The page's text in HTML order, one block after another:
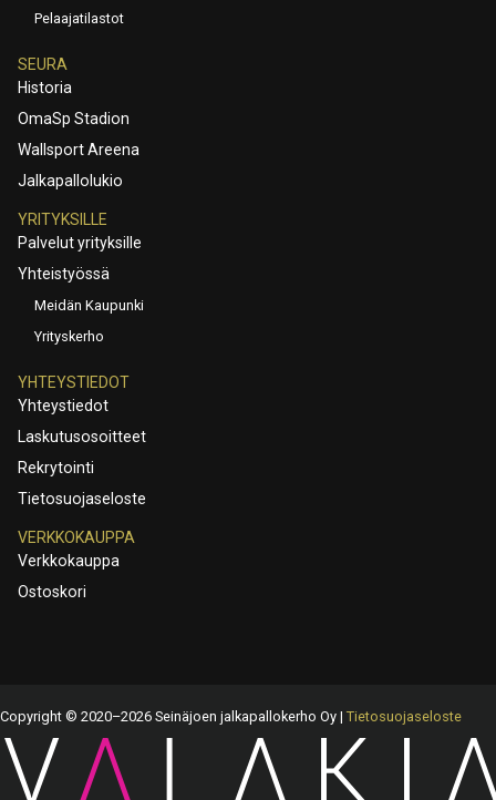
Pelaajatilastot
SEURA
Historia
OmaSp Stadion
Wallsport Areena
Jalkapallolukio
YRITYKSILLE
Palvelut yrityksille
Yhteistyössä
Meidän Kaupunki
Yrityskerho
YHTEYSTIEDOT
Yhteystiedot
Laskutusosoitteet
Rekrytointi
Tietosuojaseloste
VERKKOKAUPPA
Verkkokauppa
Ostoskori
Copyright © 2020–2026 Seinäjoen jalkapallokerho Oy | Tietosuojaseloste